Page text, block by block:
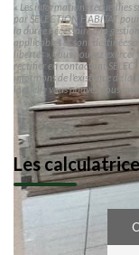
« Les informations recueillies
par SELECTION HABITAT
la durée nécessaire à la
applicables et sont destinées
libertés », vous pouvez
rectifier en contactant
informons de l'existence de la
laquelle vous pouvez vous
Les